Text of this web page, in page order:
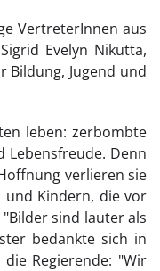
VertreterInnen aus
Evelyn Nikutta,
Bildung, Jugend und
leben: zerbombte
Lebensfreude. Denn
verlieren sie
Kindern, die vor
sind lauter als
bedankte sich in
Regierende: "Wir